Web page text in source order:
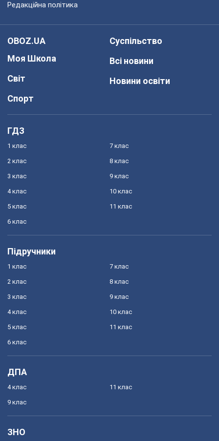
Редакційна політика
OBOZ.UA
Моя Школа
Світ
Спорт
Суспільство
Всі новини
Новини освіти
ГДЗ
1 клас
2 клас
3 клас
4 клас
5 клас
6 клас
7 клас
8 клас
9 клас
10 клас
11 клас
Підручники
1 клас
2 клас
3 клас
4 клас
5 клас
6 клас
7 клас
8 клас
9 клас
10 клас
11 клас
ДПА
4 клас
9 клас
11 клас
ЗНО